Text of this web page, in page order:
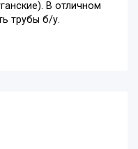
В отличном
трубы б/у.